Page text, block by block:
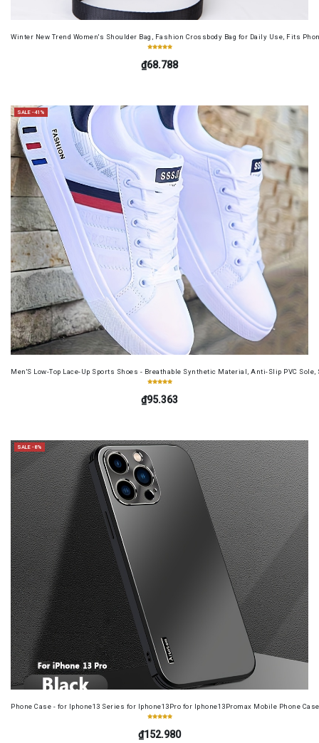
Winter New Trend Women's Shoulder Bag, Fashion Crossbody Bag for Daily Use, Fits
₫68.788
SALE -41%
Men'S Low-Top Lace-Up Sports Shoes - Breathable Synthetic Material, Anti-Slip PVC
₫95.363
SALE -8%
Phone Case - for Iphone13 Series for Iphone13Pro for Iphone13Promax Mobile Phone
₫152.980